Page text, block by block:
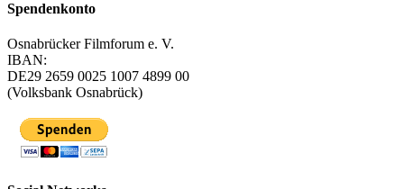
Spendenkonto
Osnabrücker Filmforum e. V.
IBAN:
DE29 2659 0025 1007 4899 00
(Volksbank Osnabrück)